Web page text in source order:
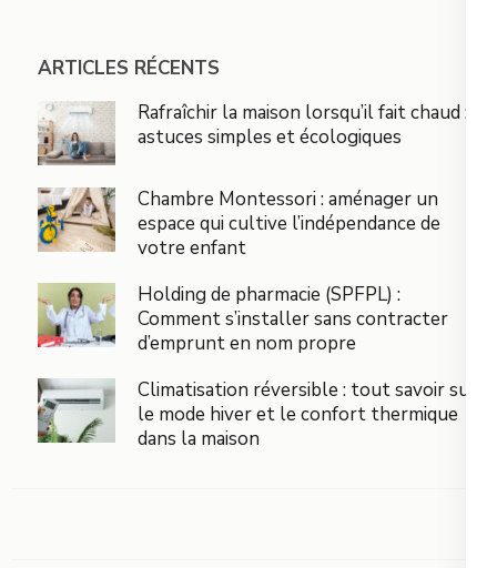
ARTICLES RÉCENTS
Rafraîchir la maison lorsqu’il fait chaud :
astuces simples et écologiques
Chambre Montessori : aménager un
espace qui cultive l’indépendance de
votre enfant
Holding de pharmacie (SPFPL) :
Comment s’installer sans contracter
d’emprunt en nom propre
Climatisation réversible : tout savoir sur
le mode hiver et le confort thermique
dans la maison